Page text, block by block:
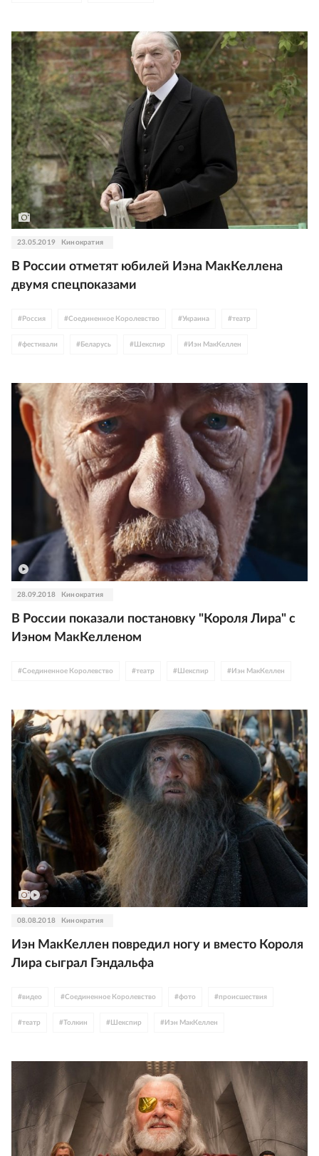
23.05.2019 Кинократия
В России отметят юбилей Иэна МакКеллена
двумя спецпоказами
# Россия #Соединенное Королевство #Украина #театр
#фестивали # Беларусь # Шекспир # Иэн МакКеллен
28.09.2018 Кинократия
В России показали постановку "Короля Лира" с
Иэном МакКелленом
#Соединенное Королевство #театр # Шекспир # Иэн МакКеллен
08.08.2018 Кинократия
Иэн МакКеллен повредил ногу и вместо Короля
Лира сыграл Гэндальфа
#видео #Соединенное Королевство #фото #происшествия
#театр #Толкин # Шекспир # Иэн МакКеллен